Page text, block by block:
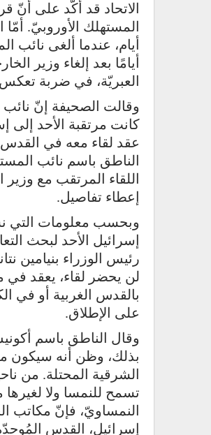
الاتحاد قد أكّد على
المستهلك الأوروبيّ.
أيام، عندما ألغى نائب
أيامًا بعد إلغاء وزير
العبريّة، في ضربة
وقالت الصحيفة إنّ نائب
كانت مرتقبة الأحد إلى
عقد لقاء معه في القدس
الناطق باسم نائب
اللقاء المرتقب مع
إعطاء تفاصيل.
وبحسب معلومات التي
إسرائيل الأحد لبحث
رئيس الوزراء بنيامين
بالقدس الغربية أو في
على الإطلاق.
وقال الناطق باسم
بذلك، وظن أنه سيكون
الشرقية المحتلة. من
تسمح للنمسا ولا
النمساويّ، فإنّ مكاتب
إسرائيل، القدس